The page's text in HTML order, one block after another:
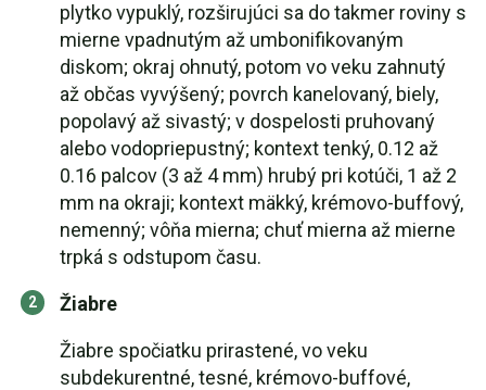
plytko vypuklý, rozširujúci sa do takmer roviny s
mierne vpadnutým až umbonifikovaným
diskom; okraj ohnutý, potom vo veku zahnutý
až občas vyvýšený; povrch kanelovaný, biely,
popolavý až sivastý; v dospelosti pruhovaný
alebo vodopriepustný; kontext tenký, 0.12 až
0.16 palcov (3 až 4 mm) hrubý pri kotúči, 1 až 2
mm na okraji; kontext mäkký, krémovo-buffový,
nemenný; vôňa mierna; chuť mierna až mierne
trpká s odstupom času.
Žiabre
Žiabre spočiatku prirastené, vo veku
subdekurentné, tesné, krémovo-buffové,